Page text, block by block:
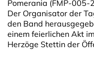
Pomerania (FMP-005-
Der Organisator der
den Band
einem feierlichen Akt
Herzöge Stettin der